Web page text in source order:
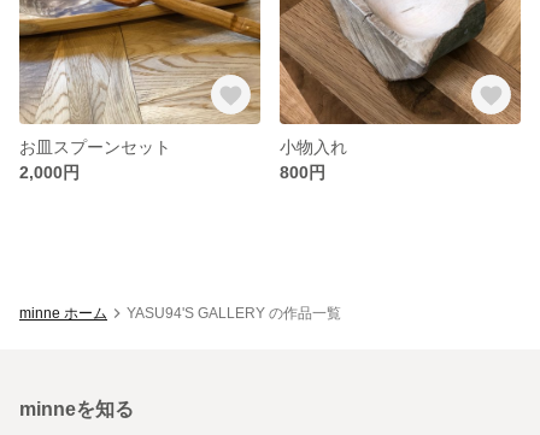
お皿スプーンセット
2,000円
小物入れ
800円
minne ホーム YASU94'S GALLERY の作品一覧
minneを知る